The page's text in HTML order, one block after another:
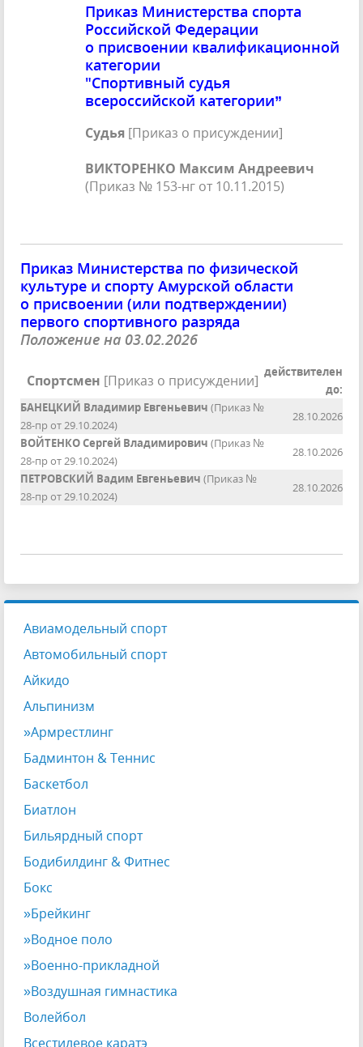
Приказ Министерства спорта
Российской Федерации
о присвоении квалификационной
категории
"Спортивный судья
всероссийской категории”
Судья [Приказ о присуждении]
ВИКТОРЕНКО Максим Андреевич
(Приказ № 153-нг от 10.11.2015)
Приказ Министерства по физической
культуре и спорту Амурской области
о присвоении (или подтверждении)
первого спортивного разряда
Положение на 03.02.2026
Спортсмен [Приказ о присуждении] действителен
до:
БАНЕЦКИЙ Владимир Евгеньевич (Приказ №
28-пр от 29.10.2024)
28.10.2026
ВОЙТЕНКО Сергей Владимирович (Приказ №
28-пр от 29.10.2024)
28.10.2026
ПЕТРОВСКИЙ Вадим Евгеньевич (Приказ №
28-пр от 29.10.2024)
28.10.2026
Авиамодельный спорт
Автомобильный спорт
Айкидо
Альпинизм
»Армрестлинг
Бадминтон & Теннис
Баскетбол
Биатлон
Бильярдный спорт
Бодибилдинг & Фитнес
Бокс
»Брейкинг
»Водное поло
»Военно-прикладной
»Воздушная гимнастика
Волейбол
Всестилевое каратэ